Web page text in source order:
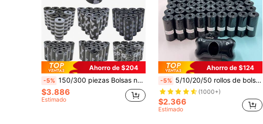
Ahorro de $204
-5% 150/300 piezas Bolsas negras portátiles para desechos de mascotas, fáciles de limpiar (15 piezas/rollo), gruesas y duraderas, a prueba de olores, adecuadas para mascotas al aire libre (gatos y perros)
$3.886
Estimado
Ahorro de $124
-5% 5/10/20/50 rollos de bolsas gruesas a prueba de fugas para recoger las heces de perros, bolsas para recoger las heces de perros/gatos pequeños, limpieza al aire libre
(1000+)
$2.366
Estimado